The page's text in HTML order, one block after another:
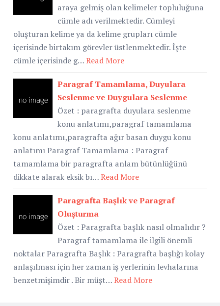
araya gelmiş olan kelimeler topluluğuna
cümle adı verilmektedir. Cümleyi
oluşturan kelime ya da kelime grupları cümle
içerisinde birtakım görevler üstlenmektedir. İşte
cümle içerisinde g…Read More
Paragraf Tamamlama, Duyulara
Seslenme ve Duygulara Seslenme
Özet : paragrafta duyulara seslenme
konu anlatımı,paragraf tamamlama
konu anlatımı,paragrafta ağır basan duygu konu
anlatımı Paragraf Tamamlama : Paragraf
tamamlama bir paragrafta anlam bütünlüğünü
dikkate alarak eksik bı…Read More
Paragrafta Başlık ve Paragraf
Oluşturma
Özet : Paragrafta başlık nasıl olmalıdır ?
Paragraf tamamlama ile ilgili önemli
noktalar Paragrafta Başlık : Paragrafta başlığı kolay
anlaşılması için her zaman iş yerlerinin levhalarına
benzetmişimdir . Bir müşt…Read More